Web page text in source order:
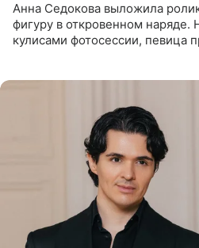
Анна Седокова выложила
фигуру в откровенном наряде.
кулисами фотосессии, певица